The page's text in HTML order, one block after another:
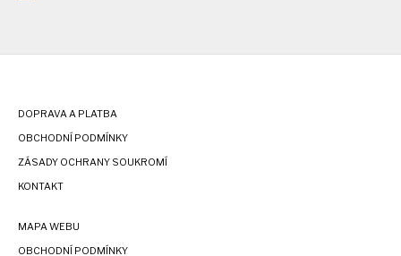
DOPRAVA A PLATBA
OBCHODNÍ PODMÍNKY
ZÁSADY OCHRANY SOUKROMÍ
KONTAKT
MAPA WEBU
OBCHODNÍ PODMÍNKY